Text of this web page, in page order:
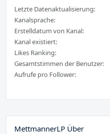
Letzte Datenaktualisierung:
Kanalsprache:
Erstelldatum von Kanal:
Kanal existiert:
Likes Ranking:
Gesamtstimmen der Benutzer:
Aufrufe pro Follower:
MettmannerLP Über